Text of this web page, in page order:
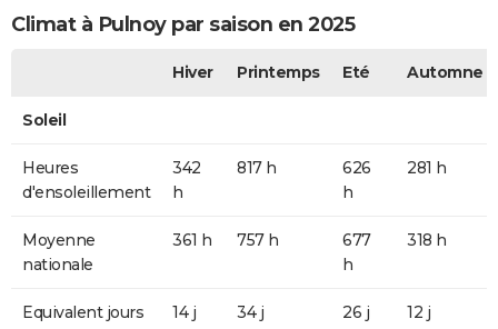
Climat à Pulnoy par saison en 2025
Hiver Printemps Eté Automne
Soleil
Heures
d'ensoleillement
342
h
817 h
626
h
281 h
Moyenne
nationale
361 h 757 h
677
h
318 h
Equivalent jours
14 j 34 j 26 j 12 j